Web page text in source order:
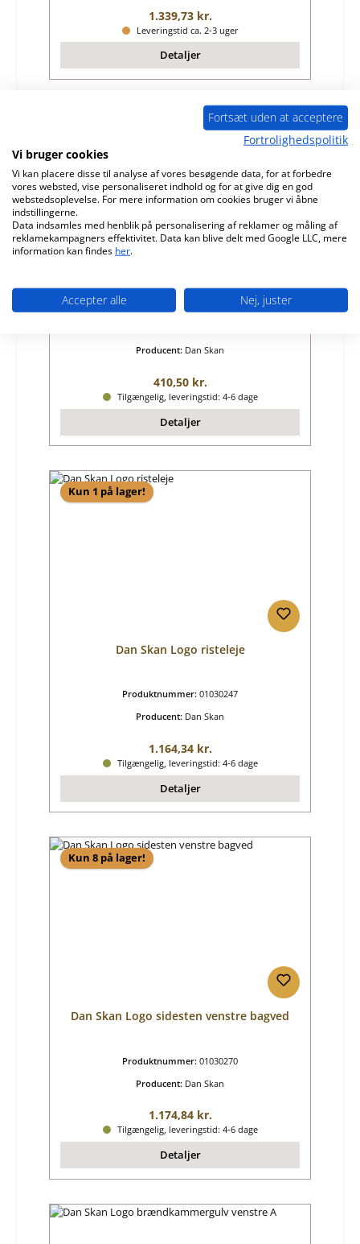
Almindelig pris:
1.339,73 kr.
Leveringstid ca. 2-3 uger
Detaljer
Producent: Dan Skan
Almindelig pris:
410,50 kr.
Tilgængelig, leveringstid: 4-6 dage
Detaljer
Kun 1 på lager!
Dan Skan Logo risteleje
Produktnummer: 01030247
Producent: Dan Skan
Almindelig pris:
1.164,34 kr.
Tilgængelig, leveringstid: 4-6 dage
Detaljer
Kun 8 på lager!
Dan Skan Logo sidesten venstre bagved
Produktnummer: 01030270
Producent: Dan Skan
Almindelig pris:
1.174,84 kr.
Tilgængelig, leveringstid: 4-6 dage
Detaljer
Fortsæt uden at acceptere
Fortrolighedspolitik
Vi bruger cookies
Vi kan placere disse til analyse af vores besøgende data, for at forbedre
vores websted, vise personaliseret indhold og for at give dig en god
webstedsoplevelse. For mere information om cookies bruger vi åbne
indstillingerne.
Data indsamles med henblik på personalisering af reklamer og måling af
reklamekampagners effektivitet. Data kan blive delt med Google LLC, mere
information kan findes her.
Accepter alle Nej, juster